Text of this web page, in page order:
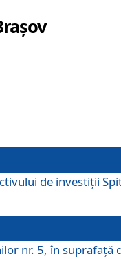
de investiții
nr. 5, în